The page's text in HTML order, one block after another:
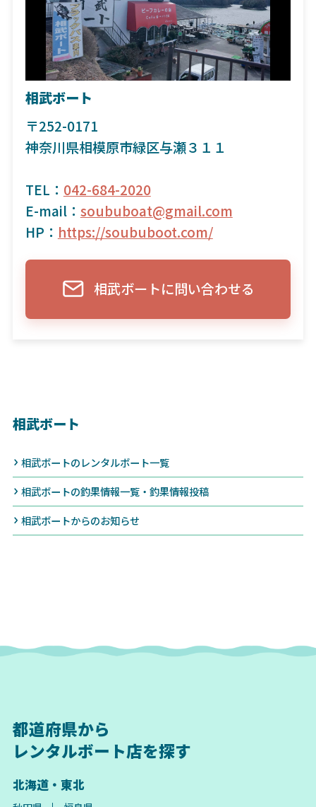
相武ボート
〒252-0171
神奈川県相模原市緑区与瀬３１１
TEL： 042-684-2020
E-mail： soububoat@gmail.com
HP： https://soububoot.com/
相武ボートに問い合わせる
相武ボート
相武ボートのレンタルボート一覧
相武ボートの釣果情報一覧・釣果情報投稿
相武ボートからのお知らせ
都道府県から
レンタルボート店を探す
北海道・東北